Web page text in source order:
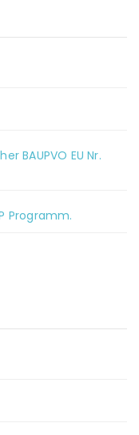
BAUPVO EU Nr.
Programm.